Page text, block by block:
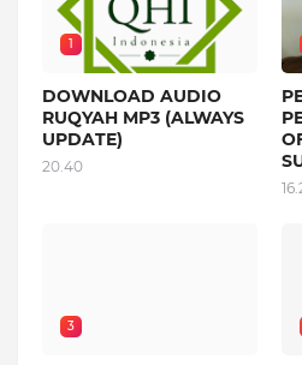
1
DOWNLOAD AUDIO
RUQYAH MP3 (ALWAYS
UPDATE)
20.40
3